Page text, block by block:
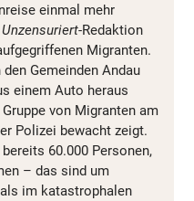
einmal mehr
Unzensuriert-Redaktion
Migranten.
Gemeinden Andau
einem Auto heraus
von Migranten am
Polizei bewacht zeigt.
60.000 Personen,
– das sind um
im katastrophalen